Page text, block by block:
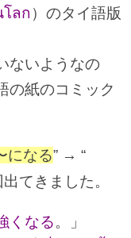
ลก ）のタイ語版
ないようなの
の紙のコミック
になる” → “
てきました。
くなる。」